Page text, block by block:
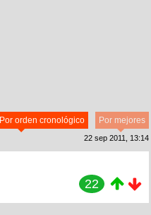
Por mejores
Por orden cronológico
22 sep 2011, 13:14
22